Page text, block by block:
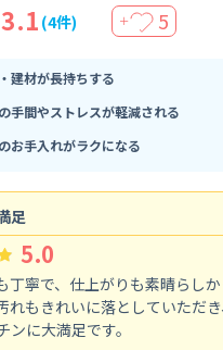
3.1 (4件) ＋ 5
建材が長持ちする
手間やストレスが軽減される
お手入れがラクになる
足
5.0
丁寧で、仕上がりも素晴らし
れもきれいに落としていただ
ンに大満足です。